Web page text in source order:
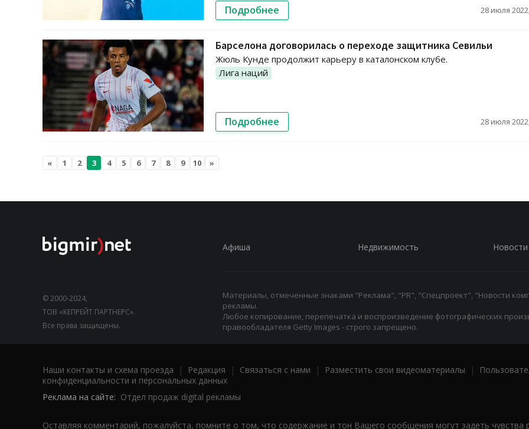
Подробнее 28 июля
Барселона договорилась о переходе защитника Севильи
Жюль Кунде продолжит карьеру в каталонском клубе.
Лига наций
Подробнее 28 июля
« 1 2 3 4 5 6 7 8 9 10 »
© 2000-2024,
ТОВ «КЕПРЕЙТ ПАРТНЕРС».
Все права защищены.
Афиша Недвижимость Новости
Материалы, отмеченные знаками "Реклама", "PR", "Спецпроект", "Новости
рекламы.
Любое копирование, перепечатка и воспроизведение фотографических
правообладателя Getty Images - строго запрещено.
Наши контакты и схема проезда | Редакция | Связаться с нами | Разместить свои видеоматериалы |
конфиденциальности и персональных данных
Реклама на сайте: Отдел продаж digital рекламы
Оставляя комментарий, пожалуйста, помните о том, что содержание и тон Вашего сообщения могут задеть чувства